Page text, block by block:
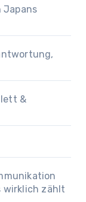
Japans
&
wirklich zählt